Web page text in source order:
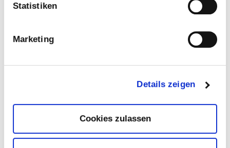
Statistiken
Marketing
Details zeigen
Cookies zulassen
Thelen